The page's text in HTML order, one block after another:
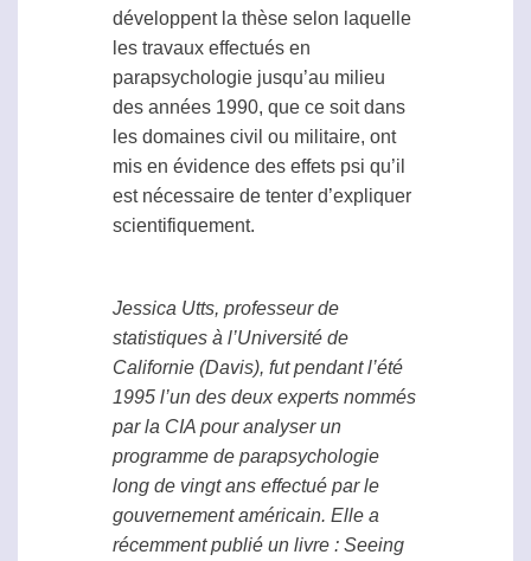
développent la thèse selon laquelle
les travaux effectués en
parapsychologie jusqu’au milieu
des années 1990, que ce soit dans
les domaines civil ou militaire, ont
mis en évidence des effets psi qu’il
est nécessaire de tenter d’expliquer
scientifiquement.
Jessica Utts, professeur de
statistiques à l’Université de
Californie (Davis), fut pendant l’été
1995 l’un des deux experts nommés
par la CIA pour analyser un
programme de parapsychologie
long de vingt ans effectué par le
gouvernement américain. Elle a
récemment publié un livre : Seeing